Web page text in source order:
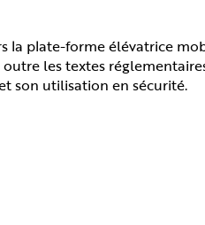
la plate-forme élévatrice
les textes
son utilisation en sécurité.